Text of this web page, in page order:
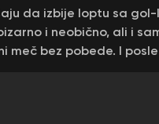
da izbije loptu sa
i neobično, ali i
meč bez pobede. I